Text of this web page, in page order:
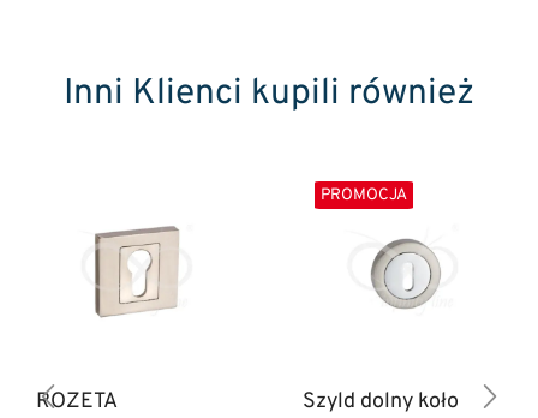
Inni Klienci kupili również
ROZETA
PROMOCJA
Szyld dolny koło